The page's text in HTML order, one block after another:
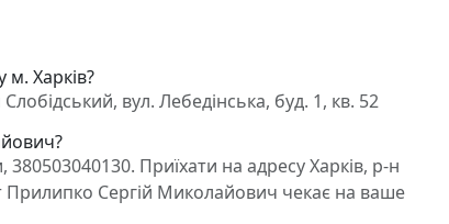
Харків?
вул. Лебедінська, буд. 1, кв. 52
Приїхати на адресу Харків, р-н
Прилипко Сергій Миколайович чекає на ваше